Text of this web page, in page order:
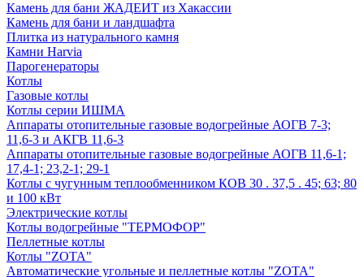
Камень для бани ЖАДЕИТ из Хакассии
Камень для бани и ландшафта
Плитка из натурального камня
Камни Harvia
Парогенераторы
Котлы
Газовые котлы
Котлы серии ИШМА
Аппараты отопительные газовые водогрейные АОГВ 7-3;
11,6-3 и АКГВ 11,6-3
Аппараты отопительные газовые водогрейные АОГВ 11,6-1;
17,4-1; 23,2-1; 29-1
Котлы с чугунным теплообменником КОВ 30 . 37,5 . 45; 63; 80
и 100 кВт
Электрические котлы
Котлы водогрейные "ТЕРМОФОР"
Пеллетные котлы
Котлы "ZOTA"
Автоматические угольные и пеллетные котлы "ZOTA"